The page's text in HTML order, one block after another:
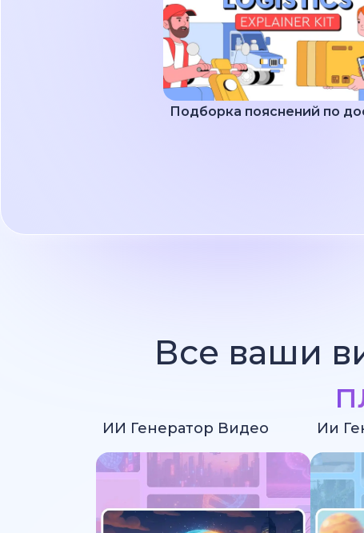
Все ваши
ИИ Генератор Видео